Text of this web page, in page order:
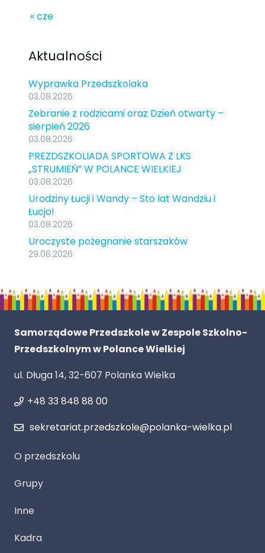
« cze
Aktualności
Wyprawka Przedszkolaka
03.08.2026
Zebranie z rodzicami oraz Dzień otwarty –
sierpień 2026
03.08.2026
PREZDSZKOLIADA SPORTOWA Z LKS
„STRUMIEŃ” W POLANCE WIELKIEJ
03.08.2026
Urodziny Łucji i Wandy – Sto lat Wandziu i
Łucjo!
03.08.2026
Uroczyste pożegnanie starszaków
29.06.2026
Samorządowe Przedszkole w Zespole Szkolno-
Przedszkolnym w Polance Wielkiej
ul. Długa 14, 32-607 Polanka Wielka
+48 33 848 88 00
sekretariat.przedszkole@polanka-wielka.pl
O przedszkolu
Grupy
Inne
Kadra